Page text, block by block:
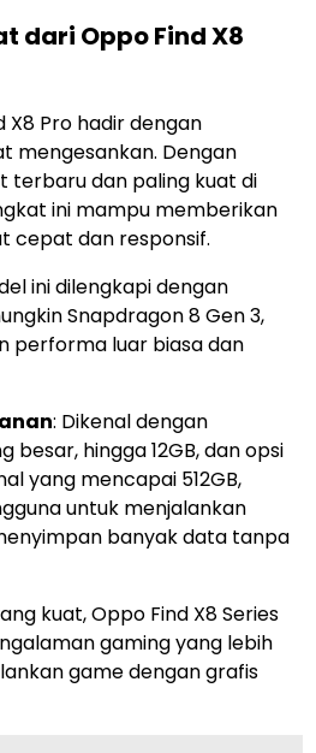
dari Oppo Find X8
X8 Pro hadir dengan
mengesankan. Dengan
terbaru dan paling kuat di
ini mampu memberikan
cepat dan responsif.
ini dilengkapi dengan
Snapdragon 8 Gen 3,
performa luar biasa dan
: Dikenal dengan
besar, hingga 12GB, dan opsi
yang mencapai 512GB,
untuk menjalankan
banyak data tanpa
kuat, Oppo Find X8 Series
gaming yang lebih
game dengan grafis